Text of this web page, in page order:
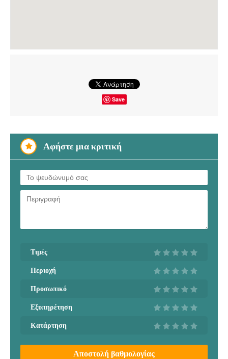
Save
Αφήστε μια κριτική
Τιμές
Περιοχή
Προσωπικό
Εξυπηρέτηση
Κατάρτηση
Αποστολή βαθμολογίας